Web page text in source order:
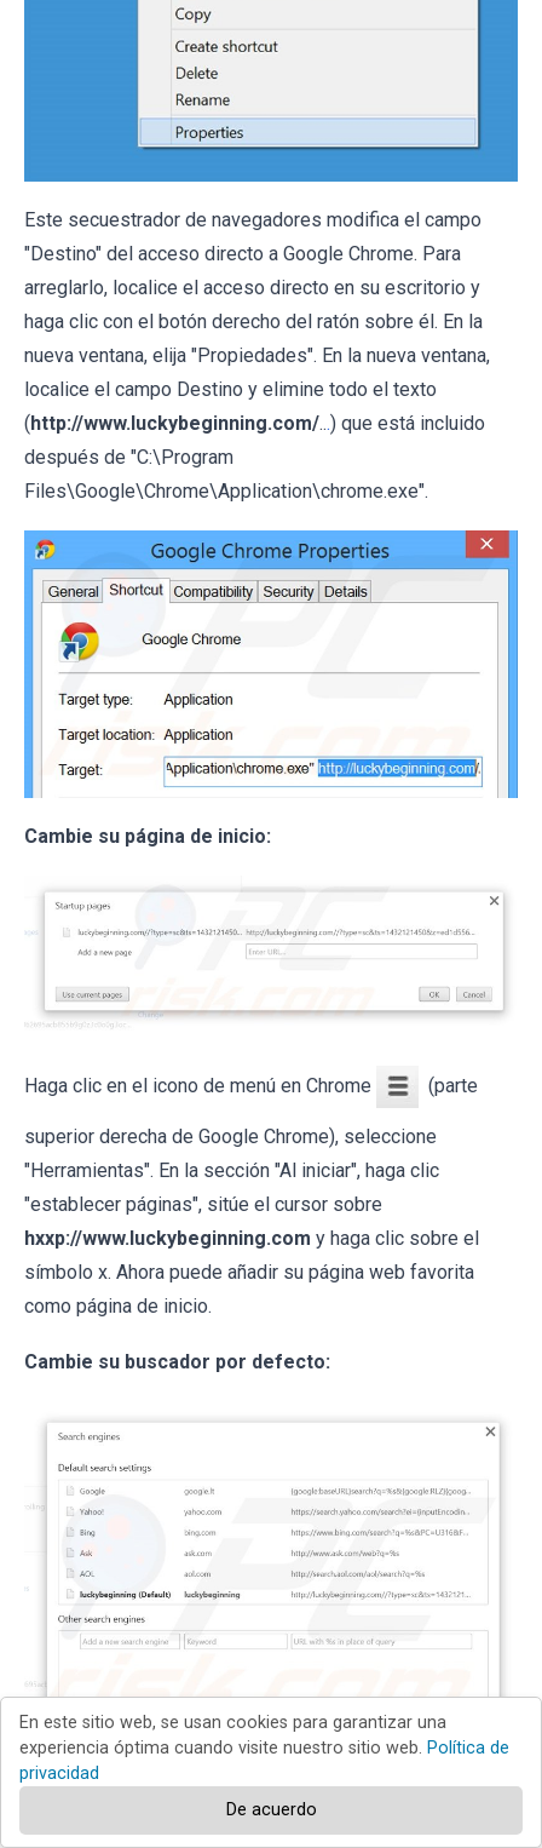
Este secuestrador de navegadores modifica el campo
"Destino" del acceso directo a Google Chrome. Para
arreglarlo, localice el acceso directo en su escritorio y
haga clic con el botón derecho del ratón sobre él. En la
nueva ventana, elija "Propiedades". En la nueva ventana,
localice el campo Destino y elimine todo el texto
(http://www.luckybeginning.com/...) que está incluido
después de "C:\Program
Files\Google\Chrome\Application\chrome.exe".
Cambie su página de inicio:
Haga clic en el icono de menú en Chrome (parte
superior derecha de Google Chrome), seleccione
"Herramientas". En la sección "Al iniciar", haga clic
"establecer páginas", sitúe el cursor sobre
hxxp://www.luckybeginning.com y haga clic sobre el
símbolo x. Ahora puede añadir su página web favorita
como página de inicio.
Cambie su buscador por defecto:
En este sitio web, se usan cookies para garantizar una
experiencia óptima cuando visite nuestro sitio web. Política de
privacidad
De acuerdo